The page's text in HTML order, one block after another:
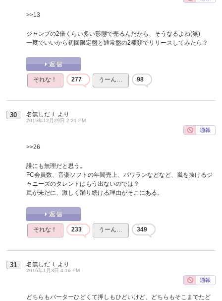
>>13
ジャンプの2倍くらい多い形態で売るんだから、そうなるよね(笑)
一度でいいから初回限定盤と通常盤の2種類でリリースしてみたら？
それな！ 277 うーん… 98
30 名無しだＪ より
2015年12月29日 2:21 PM
>>26
誰にも無理だと思う。
FC会員数、音楽ソフトの年間売上、パワランなどなど、嵐を抜けるジ
ャニーズのタレントはもう出ないのでは？
嵐が未だに、激しく踊り続ける理由がそこにある。
それな！ 233 うーん… 349
31 名無しだＪ より
2016年1月3日 4:16 PM
どちらもバーターひどくて押しもひどいけど、どちらもそこまでたど